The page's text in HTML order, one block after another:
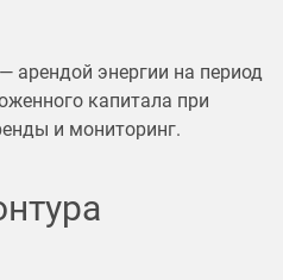
арендой энергии на период
капитала при
и мониторинг.